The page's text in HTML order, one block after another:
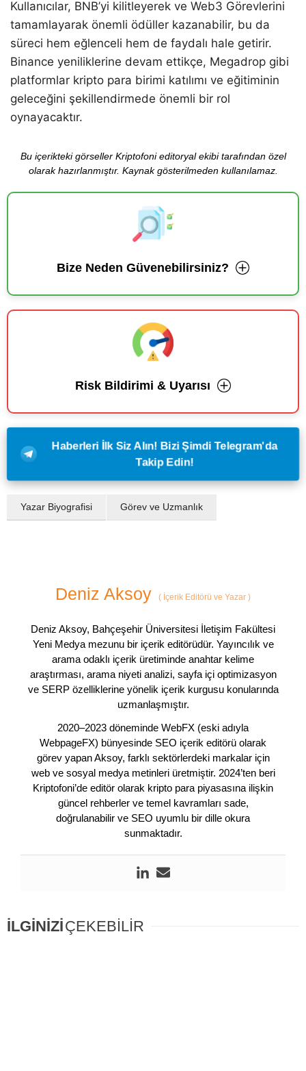
Kullanıcılar, BNB’yi kilitleyerek ve Web3 Görevlerini
tamamlayarak önemli ödüller kazanabilir, bu da
süreci hem eğlenceli hem de faydalı hale getirir.
Binance yeniliklerine devam ettikçe, Megadrop gibi
platformlar kripto para birimi katılımı ve eğitiminin
geleceğini şekillendirmede önemli bir rol
oynayacaktır.
Bu içerikteki görseller Kriptofoni editoryal ekibi tarafından özel
olarak hazırlanmıştır. Kaynak gösterilmeden kullanılamaz.
Bize Neden Güvenebilirsiniz?
Risk Bildirimi & Uyarısı
Haberleri İlk Siz Alın! Bizi Şimdi Telegram'da
Takip Edin!
Yazar Biyografisi Görev ve Uzmanlık
Deniz Aksoy ( İçerik Editörü ve Yazar )
Deniz Aksoy, Bahçeşehir Üniversitesi İletişim Fakültesi
Yeni Medya mezunu bir içerik editörüdür. Yayıncılık ve
arama odaklı içerik üretiminde anahtar kelime
araştırması, arama niyeti analizi, sayfa içi optimizasyon
ve SERP özelliklerine yönelik içerik kurgusu konularında
uzmanlaşmıştır.
2020–2023 döneminde WebFX (eski adıyla
WebpageFX) bünyesinde SEO içerik editörü olarak
görev yapan Aksoy, farklı sektörlerdeki markalar için
web ve sosyal medya metinleri üretmiştir. 2024’ten beri
Kriptofoni’de editör olarak kripto para piyasasına ilişkin
güncel rehberler ve temel kavramları sade,
doğrulanabilir ve SEO uyumlu bir dille okura
sunmaktadır.
İLGİNİZİÇEKEBİLİR